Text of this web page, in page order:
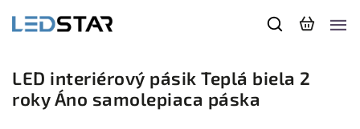
LED interiérový pásik Teplá biela 2
roky Áno samolepiaca páska